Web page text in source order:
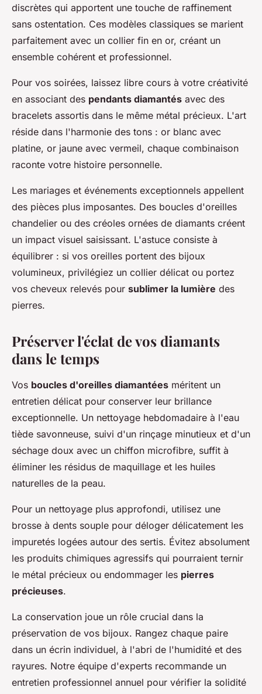
discrètes qui apportent une touche de raffinement
sans ostentation. Ces modèles classiques se marient
parfaitement avec un collier fin en or, créant un
ensemble cohérent et professionnel.
Pour vos soirées, laissez libre cours à votre créativité
en associant des pendants diamantés avec des
bracelets assortis dans le même métal précieux. L'art
réside dans l'harmonie des tons : or blanc avec
platine, or jaune avec vermeil, chaque combinaison
raconte votre histoire personnelle.
Les mariages et événements exceptionnels appellent
des pièces plus imposantes. Des boucles d'oreilles
chandelier ou des créoles ornées de diamants créent
un impact visuel saisissant. L'astuce consiste à
équilibrer : si vos oreilles portent des bijoux
volumineux, privilégiez un collier délicat ou portez
vos cheveux relevés pour sublimer la lumière des
pierres.
Préserver l'éclat de vos diamants
dans le temps
Vos boucles d'oreilles diamantées méritent un
entretien délicat pour conserver leur brillance
exceptionnelle. Un nettoyage hebdomadaire à l'eau
tiède savonneuse, suivi d'un rinçage minutieux et d'un
séchage doux avec un chiffon microfibre, suffit à
éliminer les résidus de maquillage et les huiles
naturelles de la peau.
Pour un nettoyage plus approfondi, utilisez une
brosse à dents souple pour déloger délicatement les
impuretés logées autour des sertis. Évitez absolument
les produits chimiques agressifs qui pourraient ternir
le métal précieux ou endommager les pierres
précieuses.
La conservation joue un rôle crucial dans la
préservation de vos bijoux. Rangez chaque paire
dans un écrin individuel, à l'abri de l'humidité et des
rayures. Notre équipe d'experts recommande un
entretien professionnel annuel pour vérifier la solidité